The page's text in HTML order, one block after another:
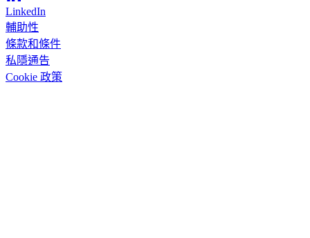
LinkedIn
輔助性
條款和條件
私隱通告
Cookie 政策